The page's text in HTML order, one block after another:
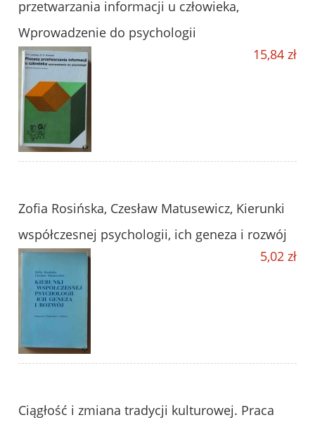
przetwarzania informacji u człowieka,
Wprowadzenie do psychologii
15,84 zł
Zofia Rosińska, Czesław Matusewicz, Kierunki
współczesnej psychologii, ich geneza i rozwój
5,02 zł
Ciągłość i zmiana tradycji kulturowej. Praca